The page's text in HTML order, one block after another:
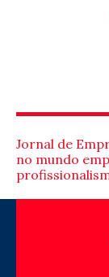
Jornal de
no mundo